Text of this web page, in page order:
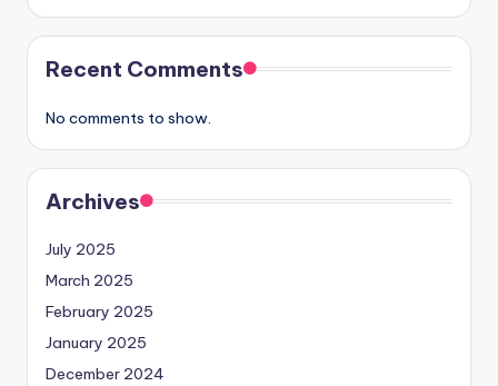
Recent Comments
No comments to show.
Archives
July 2025
March 2025
February 2025
January 2025
December 2024